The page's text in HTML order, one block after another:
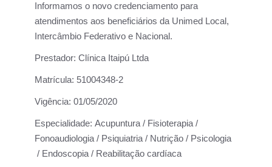
Informamos o novo credenciamento para
atendimentos aos beneficiários da Unimed Local,
Intercâmbio Federativo e Nacional.
Prestador: Clínica Itaipú Ltda
Matrícula: 51004348-2
Vigência: 01/05/2020
Especialidade: Acupuntura / Fisioterapia /
Fonoaudiologia / Psiquiatria / Nutrição / Psicologia
/ Endoscopia / Reabilitação cardíaca